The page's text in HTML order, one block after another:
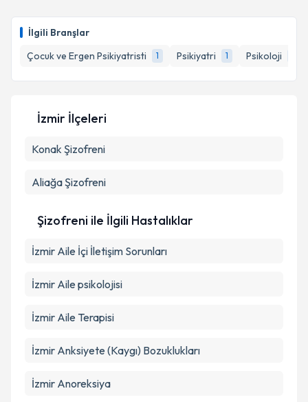
İlgili Branşlar
Çocuk ve Ergen Psikiyatristi
1 Psikiyatri 1 Psikoloji
İzmir İlçeleri
Konak Şizofreni
AliağaŞizofreni
Şizofreni ile İlgili Hastalıklar
İzmir Aile İçi İletişim Sorunları
İzmir Aile psikolojisi
İzmir Aile Terapisi
İzmir Anksiyete (Kaygı) Bozuklukları
İzmir Anoreksiya